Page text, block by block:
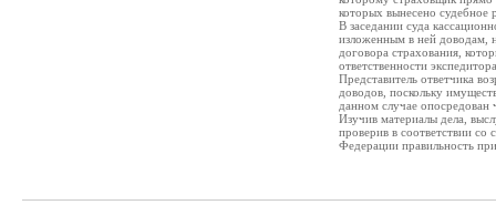
которых вынесено судебное
В заседании суда
изложенным в ней доводам,
договора страхования,
ответственности
Представитель ответчика
доводов, поскольку
данном случае опосредован
Изучив материалы дела,
проверив в соответствии со
Федерации правильность